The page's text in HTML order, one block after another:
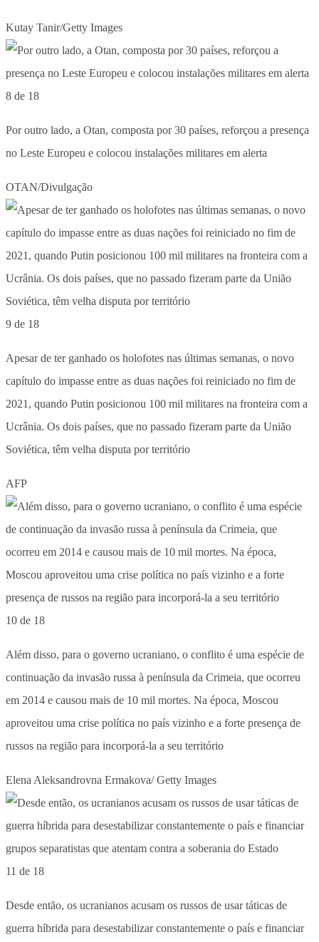
Kutay Tanir/Getty Images
8 de 18
Por outro lado, a Otan, composta por 30 países, reforçou a presença
no Leste Europeu e colocou instalações militares em alerta
OTAN/Divulgação
9 de 18
Apesar de ter ganhado os holofotes nas últimas semanas, o novo
capítulo do impasse entre as duas nações foi reiniciado no fim de
2021, quando Putin posicionou 100 mil militares na fronteira com a
Ucrânia. Os dois países, que no passado fizeram parte da União
Soviética, têm velha disputa por território
AFP
10 de 18
Além disso, para o governo ucraniano, o conflito é uma espécie de
continuação da invasão russa à península da Crimeia, que ocorreu
em 2014 e causou mais de 10 mil mortes. Na época, Moscou
aproveitou uma crise política no país vizinho e a forte presença de
russos na região para incorporá-la a seu território
Elena Aleksandrovna Ermakova/ Getty Images
11 de 18
Desde então, os ucranianos acusam os russos de usar táticas de
guerra híbrida para desestabilizar constantemente o país e financiar